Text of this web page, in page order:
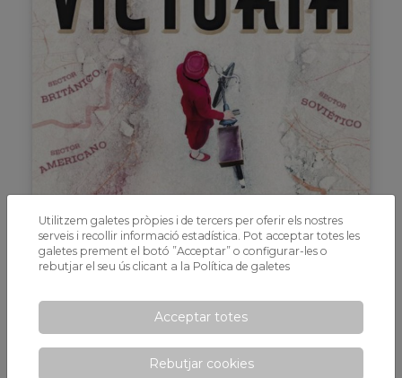
Activitats
2025-03-12
Utilitzem galetes pròpies i de tercers per oferir els nostres
serveis i recollir informació estadística. Pot acceptar totes les
galetes prement el botó ”Acceptar” o configurar-les o
rebutjar el seu ús clicant a la Política de galetes
Acceptar totes
Rebutjar cookies